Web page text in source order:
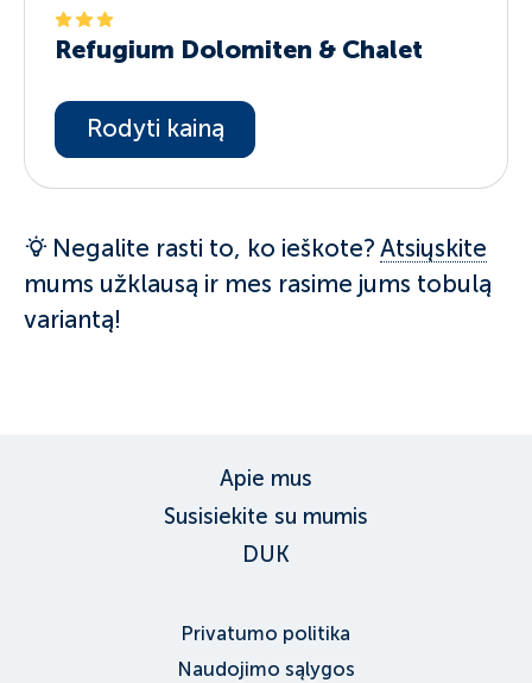
Refugium Dolomiten & Chalet
Rodyti kainą
Negalite rasti to, ko ieškote?Atsiųskite
mums užklausą ir mes rasime jums tobulą
variantą!
Apie mus
Susisiekite su mumis
DUK
Privatumo politika
Naudojimo sąlygos